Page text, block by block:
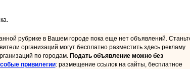
рубрике в Вашем городе пока еще нет объявлений.
организаций могут бесплатно разместить здесь рекламу
по городам. Подать объявление можно без
привилегии: размещение ссылок на сайты, бесплатное